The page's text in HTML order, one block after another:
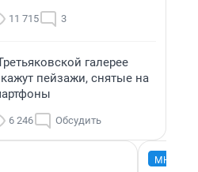
11 715 3
галерее
пейзажи, снятые на
6 246 Обсудить